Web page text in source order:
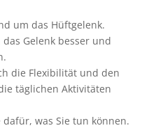
um das Hüftgelenk.
Gelenk besser und
die Flexibilität und den
täglichen Aktivitäten
was Sie tun können.